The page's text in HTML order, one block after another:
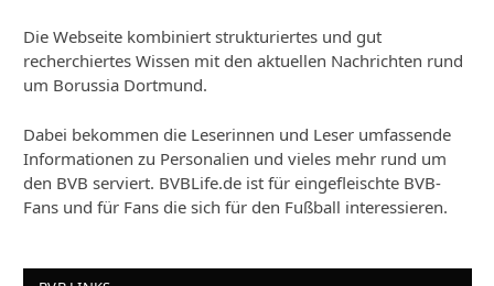
Die Webseite kombiniert strukturiertes und gut
recherchiertes Wissen mit den aktuellen Nachrichten rund
um Borussia Dortmund.
Dabei bekommen die Leserinnen und Leser umfassende
Informationen zu Personalien und vieles mehr rund um
den BVB serviert. BVBLife.de ist für eingefleischte BVB-
Fans und für Fans die sich für den Fußball interessieren.